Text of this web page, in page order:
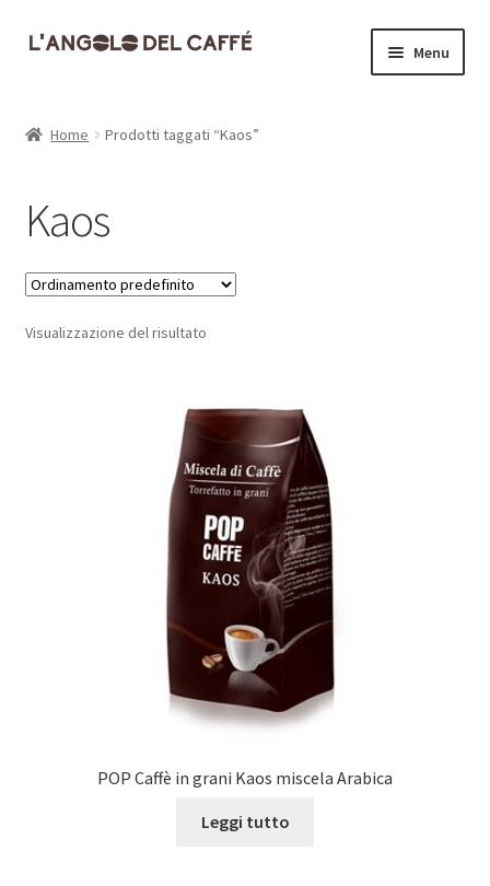
Vai
Vai
Menu
Cassa
Contatti
Dove siamo
Home Prodotti taggati “Kaos”
Kaos
Visualizzazione del risultato
POP Caffè in grani Kaos miscela Arabica
Leggi tutto